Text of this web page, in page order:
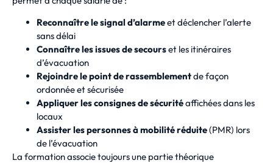
Reconnaître le signal d’alarmeet déclencher l’alerte
sans délai
Connaître les issues de secourset les itinéraires
d’évacuation
Rejoindre le point de rassemblementde façon
ordonnée et sécurisée
Appliquer les consignes de sécuritéaffichées dans les
locaux
Assister les personnes à mobilité réduite(PMR) lors
de l’évacuation
La formation associe toujours une partie théorique